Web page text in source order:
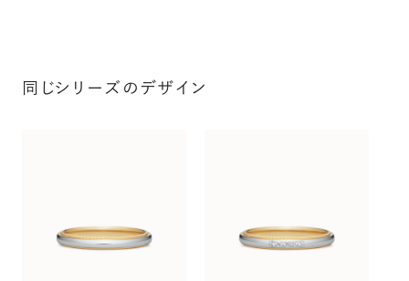
同じシリーズのデザイン